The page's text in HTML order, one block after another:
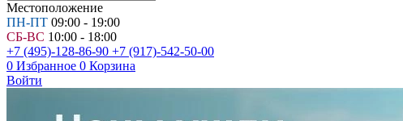
Местоположение
ПН-ПТ 09:00 - 19:00
СБ-ВС 10:00 - 18:00
+7 (495)-128-86-90 +7 (917)-542-50-00
0 Избранное 0 Корзина
Войти